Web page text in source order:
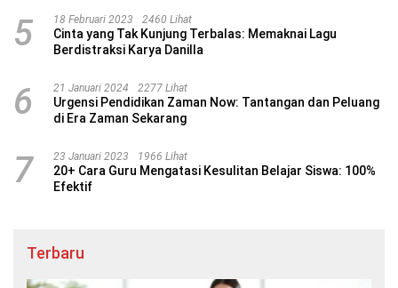
5 18 Februari 2023 2460 Lihat
Cinta yang Tak Kunjung Terbalas: Memaknai Lagu
Berdistraksi Karya Danilla
6 21 Januari 2024 2277 Lihat
Urgensi Pendidikan Zaman Now: Tantangan dan Peluang
di Era Zaman Sekarang
7 23 Januari 2023 1966 Lihat
20+ Cara Guru Mengatasi Kesulitan Belajar Siswa: 100%
Efektif
Terbaru